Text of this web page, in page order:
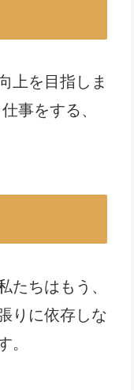
上を目指しま
事をする、
たちはもう、
りに依存しな
。